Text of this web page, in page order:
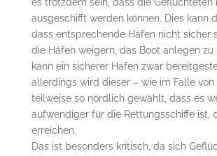
es trotzdem sein, dass die Geflüchteten
ausgeschifft werden können. Dies kann
dass entsprechende Häfen nicht sicher
die Häfen weigern, das Boot anlegen zu
kann ein sicherer Hafen zwar
allerdings wird dieser – wie im Falle von
teilweise so nördlich gewählt, dass es
aufwendiger für die Rettungsschiffe ist,
erreichen.
Das ist besonders kritisch, da sich